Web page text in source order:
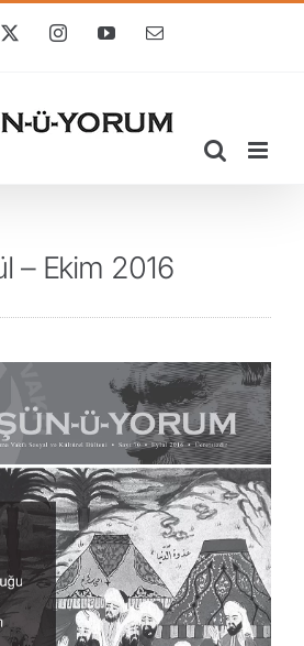
X InstagramYouTube
E-
– Ekim 2016